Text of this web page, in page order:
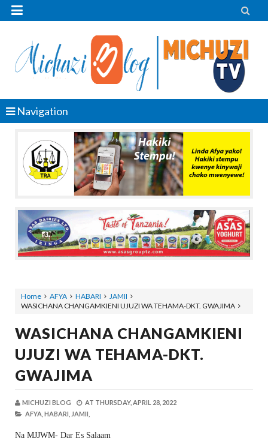
 
Navigation
Home AFYA HABARI
JAMII
WASICHANA CHANGAMKIENI UJUZI WA TEHAMA-DKT. GWAJIMA
WASICHANA CHANGAMKIENI
UJUZI WA TEHAMA-DKT.
GWAJIMA
MICHUZI BLOG AT THURSDAY, APRIL 28, 2022
AFYA, HABARI, JAMII,
Na MJJWM- Dar Es Salaam